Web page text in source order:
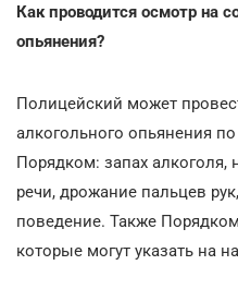
Как проводится осмотр на
опьянения?
Полицейский может
алкогольного опьянения
Порядком: запах алкоголя,
речи, дрожание пальцев
поведение. Также
которые могут указать на